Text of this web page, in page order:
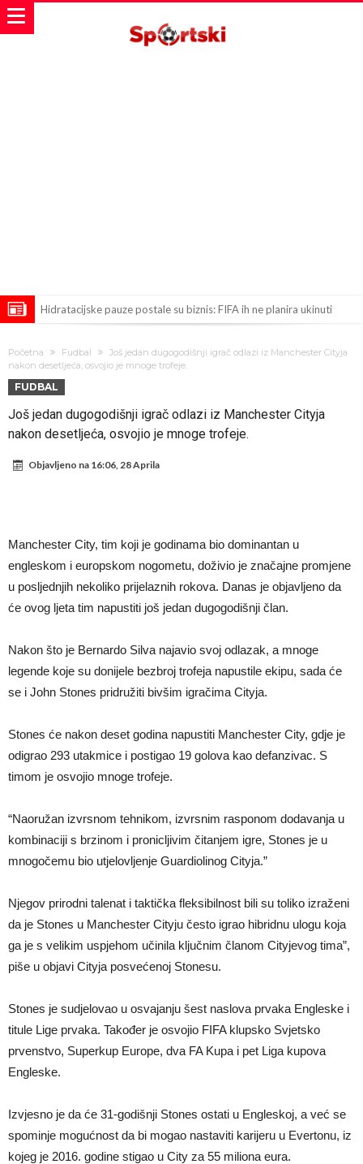
Hidratacijske pauze postale su biznis: FIFA ih ne planira ukinuti
Atletika?!
Ovo se Novaku nikad nije dešavalo: Sinner i Alcaraz odustaju, a
Zverev se odmah “raspao”
Infantino imao ljubavnicu: Isplivale skandalozne informacije, dobila je
novac od UEFA
Mourinho uvodi strogu disciplinu u Real Madrid. Ovo su tri nova
Početna Fudbal
Još jedan dugogodišnji igrač odlazi iz Manchester Cityja
nakon desetljeća, osvojio je mnoge trofeje.
FUDBAL
Još jedan dugogodišnji igrač odlazi iz Manchester Cityja
nakon desetljeća, osvojio je mnoge trofeje.
Objavljeno na 16:06, 28 Aprila
Manchester City, tim koji je godinama bio dominantan u
engleskom i europskom nogometu, doživio je značajne promjene
u posljednjih nekoliko prijelaznih rokova. Danas je objavljeno da
će ovog ljeta tim napustiti još jedan dugogodišnji član.
Nakon što je Bernardo Silva najavio svoj odlazak, a mnoge
legende koje su donijele bezbroj trofeja napustile ekipu, sada će
se i John Stones pridružiti bivšim igračima Cityja.
Stones će nakon deset godina napustiti Manchester City, gdje je
odigrao 293 utakmice i postigao 19 golova kao defanzivac. S
timom je osvojio mnoge trofeje.
“Naoružan izvrsnom tehnikom, izvrsnim rasponom dodavanja u
kombinaciji s brzinom i pronicljivim čitanjem igre, Stones je u
mnogočemu bio utjelovljenje Guardiolinog Cityja.”
Njegov prirodni talenat i taktička fleksibilnost bili su toliko izraženi
da je Stones u Manchester Cityju često igrao hibridnu ulogu koja
ga je s velikim uspjehom učinila ključnim članom Cityjevog tima”,
piše u objavi Cityja posvećenoj Stonesu.
Stones je sudjelovao u osvajanju šest naslova prvaka Engleske i
titule Lige prvaka. Također je osvojio FIFA klupsko Svjetsko
prvenstvo, Superkup Europe, dva FA Kupa i pet Liga kupova
Engleske.
Izvjesno je da će 31-godišnji Stones ostati u Engleskoj, a već se
spominje mogućnost da bi mogao nastaviti karijeru u Evertonu, iz
kojeg je 2016. godine stigao u City za 55 miliona eura.